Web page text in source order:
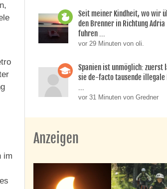
im
Seit meiner Kindheit, wo wir
den Brenner in Richtung Adria
fuhren ...
vor 29 Minuten von oli.
Spanien ist unmöglich: zuerst
sie de-facto tausende illegale
...
vor 31 Minuten von Gredner
Anzeigen